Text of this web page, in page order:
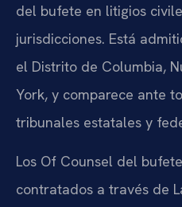
del bufete en litigios
jurisdicciones. Está
el Distrito de Columbia,
York, y comparece ante
tribunales estatales y
Los Of Counsel del
contratados a través de